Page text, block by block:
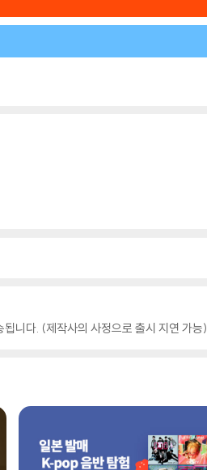
니다. (제작사의 사정으로 출시 지연 가능)